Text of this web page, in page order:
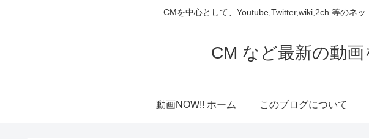
CMを中心として、Youtube,Twitter,wiki,2ch 等のネ
CM など最新の動
動画NOW!! ホーム このブログについて